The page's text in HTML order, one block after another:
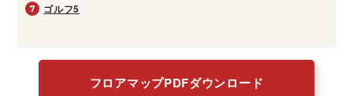
7 ゴルフ5
フロアマップPDFダウンロード